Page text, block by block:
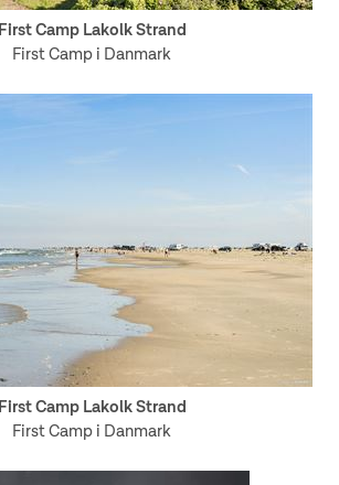
First Camp Lakolk Strand
First Camp i Danmark
First Camp Lakolk Strand
First Camp i Danmark